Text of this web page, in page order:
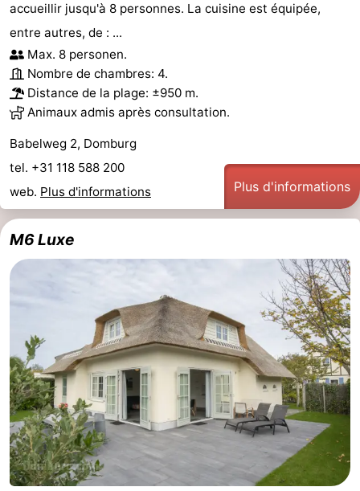
accueillir jusqu'à 8 personnes. La cuisine est équipée,
entre autres, de : ...
Max. 8 personen.
Nombre de chambres: 4.
Distance de la plage: ±950 m.
Animaux admis après consultation.
Babelweg 2, Domburg
tel. +31 118 588 200
web. Plus d'informations Plus d'informations
M6 Luxe